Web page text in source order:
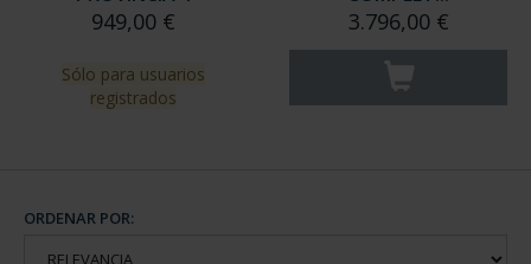
949,00 €
Sólo para usuarios
registrados
3.796,00 €
ORDENAR POR: